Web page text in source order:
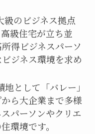
のビジネス拠点
級住宅が立ち並
得ビジネスパーソ
ジネス環境を求め
として「バレー」
ら大企業まで多様
パーソンやクリエ
環境です。